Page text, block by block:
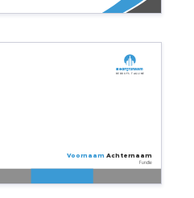
Voornaam Achternaam
Functie
Bedrijfsnaam
Bedrijfs tagline